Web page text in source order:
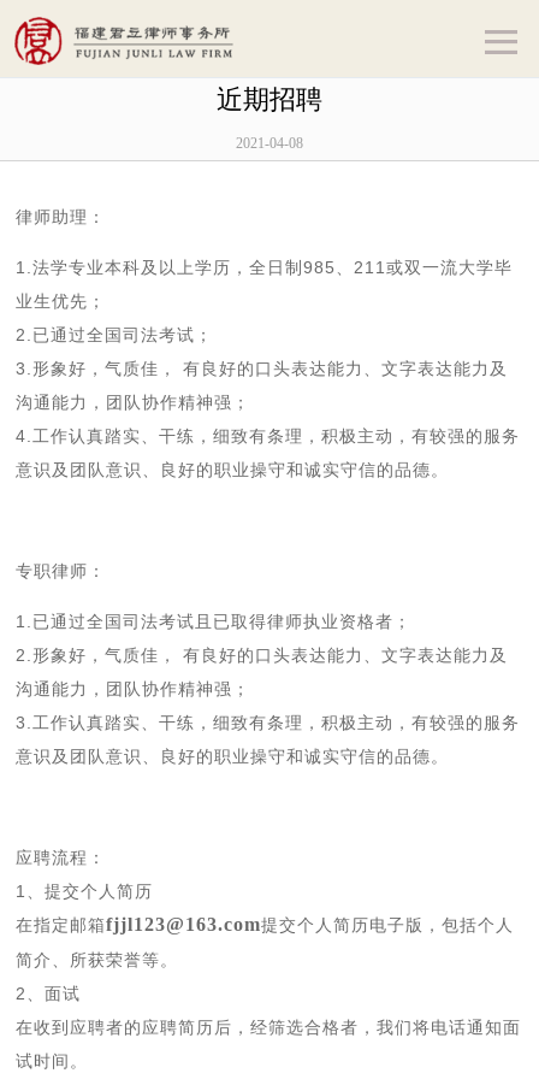
近期招聘
2021-04-08
律师助理：
1.法学专业本科及以上学历，全日制985、211或双一流大学毕
业生优先；
2.已通过全国司法考试；
3.形象好，气质佳， 有良好的口头表达能力、文字表达能力及
沟通能力，团队协作精神强；
4.工作认真踏实、干练，细致有条理，积极主动，有较强的服务
意识及团队意识、良好的职业操守和诚实守信的品德。
专职律师：
1.已通过全国司法考试且已取得律师执业资格者；
2.形象好，气质佳， 有良好的口头表达能力、文字表达能力及
沟通能力，团队协作精神强；
3.工作认真踏实、干练，细致有条理，积极主动，有较强的服务
意识及团队意识、良好的职业操守和诚实守信的品德。
应聘流程：
1、提交个人简历
在指定邮箱fjjl123@163.com提交个人简历电子版，包括个人
简介、所获荣誉等。
2、面试
在收到应聘者的应聘简历后，经筛选合格者，我们将电话通知面
试时间。